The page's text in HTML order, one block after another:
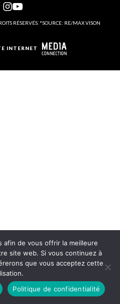
RÉSERVÉS. *SOURCE: RE/MAX VISON
INTERNET
afin de vous offrir la meilleure
site web. Si vous continuez à
que vous acceptez cette
Politique de confidentialité